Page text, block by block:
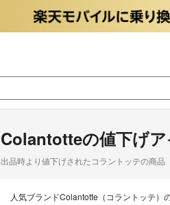
Colantotteの値下げ
出品時より値下げされたコラントッテの商品
人気ブランドColantotte（コラントッテ）